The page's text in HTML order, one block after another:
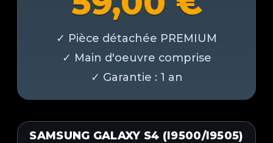
SAMSUNG GALAXY S4 (I9500/I9505)